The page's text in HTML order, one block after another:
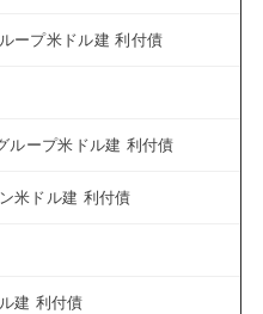
ープ米ドル建 利付債
ループ米ドル建 利付債
米ドル建 利付債
建 利付債